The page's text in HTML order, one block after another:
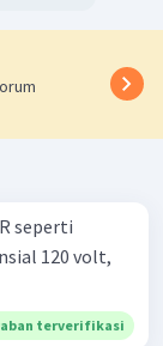
seperti
120 volt,
terverifikasi